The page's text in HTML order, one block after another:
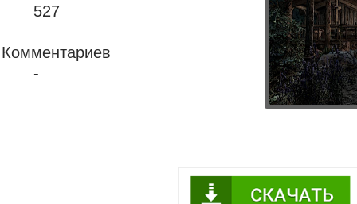
527
Комментариев
-